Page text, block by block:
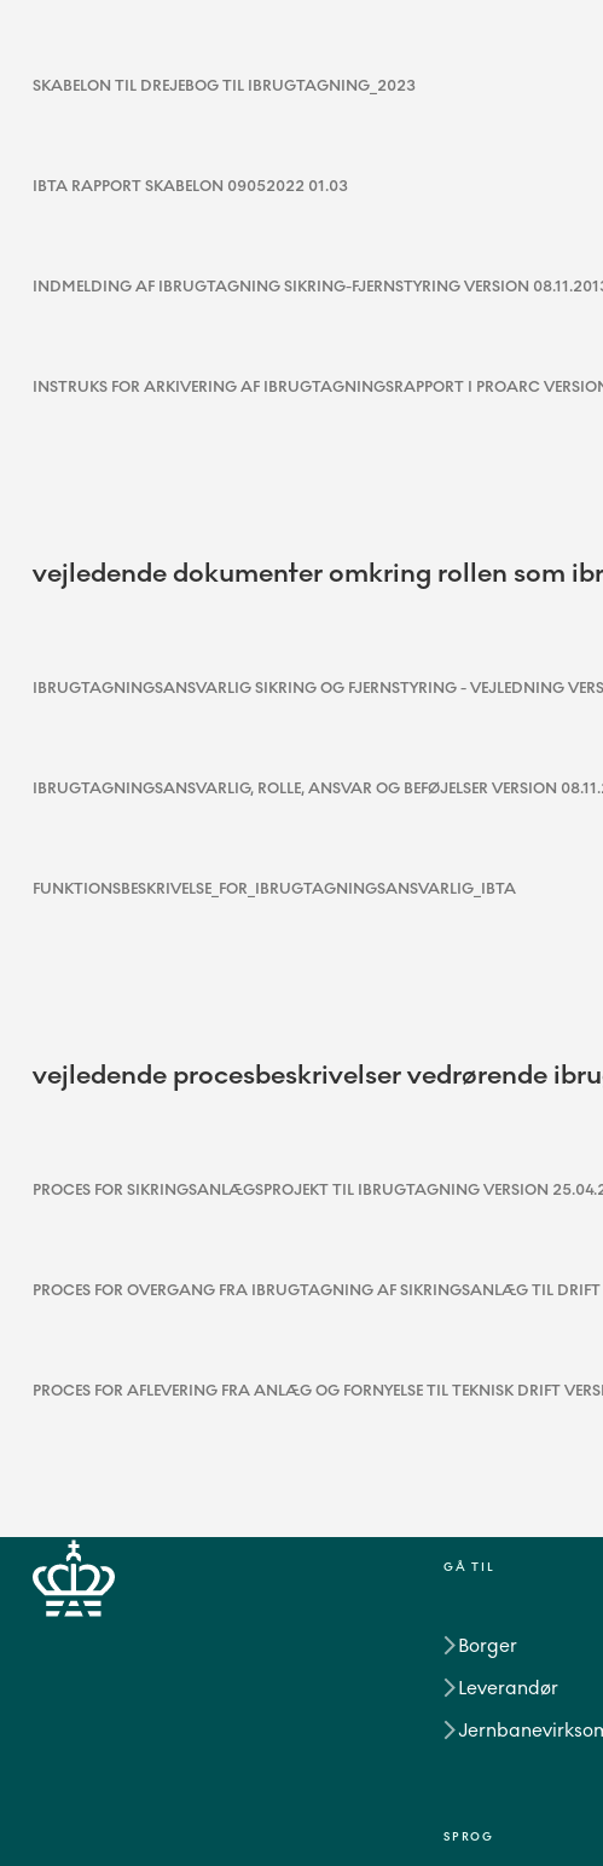
SKABELON TIL DREJEBOG TIL IBRUGTAGNING_2023
IBTA RAPPORT SKABELON 09052022 01.03
INDMELDING AF IBRUGTAGNING SIKRING-FJERNSTYRING VERSION
INSTRUKS FOR ARKIVERING AF IBRUGTAGNINGSRAPPORT I PROARC
vejledende dokumenter omkring rollen som
IBRUGTAGNINGSANSVARLIG SIKRING OG FJERNSTYRING - VEJLEDNING
IBRUGTAGNINGSANSVARLIG, ROLLE, ANSVAR OG BEFØJELSER VERSION
FUNKTIONSBESKRIVELSE_FOR_IBRUGTAGNINGSANSVARLIG_IBTA
vejledende procesbeskrivelser vedrørende
PROCES FOR SIKRINGSANLÆGSPROJEKT TIL IBRUGTAGNING VERSION
PROCES FOR OVERGANG FRA IBRUGTAGNING AF SIKRINGSANLÆG TIL
PROCES FOR AFLEVERING FRA ANLÆG OG FORNYELSE TIL TEKNISK DRIFT
GÅ TIL
Borger
Leverandør
SPROG